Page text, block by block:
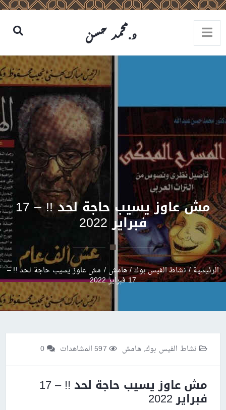
مش عاوز يسيب حاجة لحد !! – 17
فبراير 2022
الرئيسية/نشاط الفيس بوك/هامش / مش عاوز يسيب حاجة لحد !! –
17 فبراير 2022
نشاط الفيس بوك,هامش
مش عاوز يسيب حاجة لحد !! – 17
فبراير 2022